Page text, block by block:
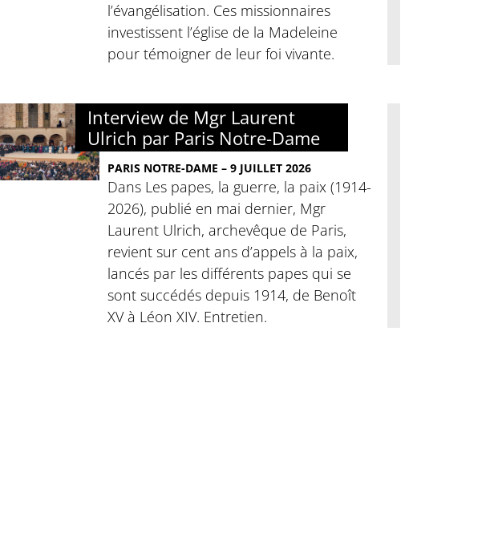
l’évangélisation. Ces missionnaires
investissent l’église de la Madeleine
pour témoigner de leur foi vivante.
Interview de Mgr Laurent
Ulrich par Paris Notre-Dame
PARIS NOTRE-DAME – 9 JUILLET 2026
Dans Les papes, la guerre, la paix (1914-
2026), publié en mai dernier, Mgr
Laurent Ulrich, archevêque de Paris,
revient sur cent ans d’appels à la paix,
lancés par les différents papes qui se
sont succédés depuis 1914, de Benoît
XV à Léon XIV. Entretien.